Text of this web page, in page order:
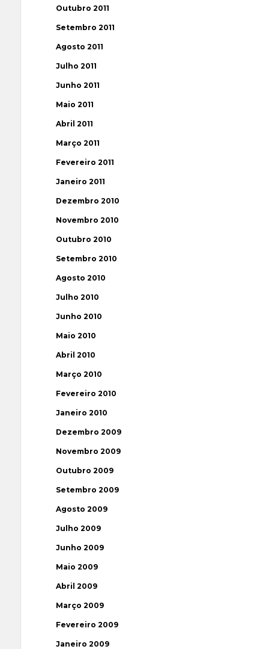
Outubro 2011
Setembro 2011
Agosto 2011
Julho 2011
Junho 2011
Maio 2011
Abril 2011
Março 2011
Fevereiro 2011
Janeiro 2011
Dezembro 2010
Novembro 2010
Outubro 2010
Setembro 2010
Agosto 2010
Julho 2010
Junho 2010
Maio 2010
Abril 2010
Março 2010
Fevereiro 2010
Janeiro 2010
Dezembro 2009
Novembro 2009
Outubro 2009
Setembro 2009
Agosto 2009
Julho 2009
Junho 2009
Maio 2009
Abril 2009
Março 2009
Fevereiro 2009
Janeiro 2009